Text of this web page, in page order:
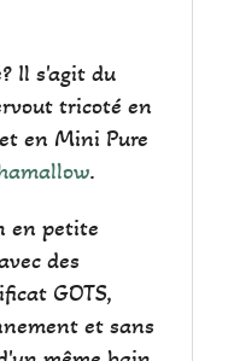
Il s'agit du
tricoté en
en Mini Pure
.
en petite
des
GOTS,
et sans